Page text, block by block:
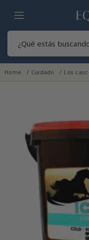
Home Cuidado Los